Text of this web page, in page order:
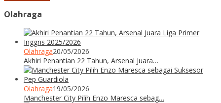
Olahraga
Olahraga20/05/2026
Akhiri Penantian 22 Tahun, Arsenal Juara…
Olahraga19/05/2026
Manchester City Pilih Enzo Maresca sebag…